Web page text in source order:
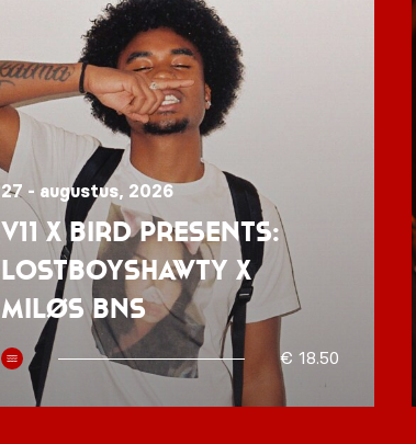
27 - augustus, 2026
V11 x BIRD presents:
Lostboyshawty x
MILØS BNS
€ 18.50